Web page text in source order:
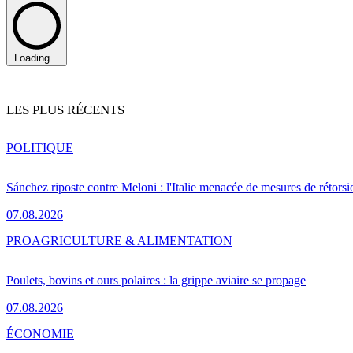
Loading...
LES PLUS RÉCENTS
Sánchez riposte contre Meloni : l'Italie menacée de mesures de
07.08.2026
POLITIQUE
Poulets, bovins et ours polaires : la grippe aviaire se propage
07.08.2026
PROAGRICULTURE & ALIMENTATION
ÉCONOMIE